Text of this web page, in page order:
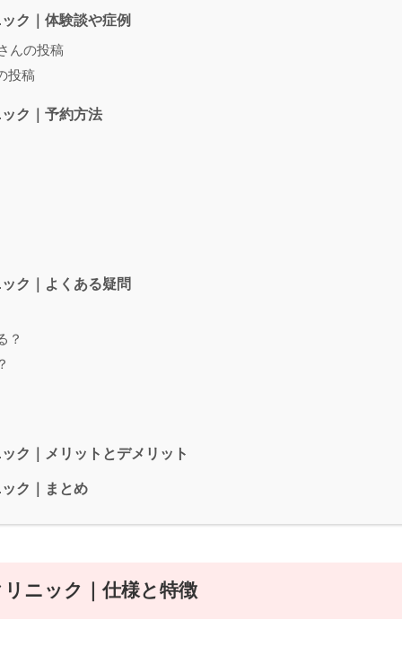
ク｜体験談や症例
んの投稿
投稿
ク｜予約方法
ク｜よくある疑問
？
ク｜メリットとデメリット
ク｜まとめ
ニック｜仕様と特徴